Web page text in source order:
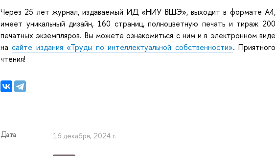
Через 25 лет журнал, издаваемый ИД «НИУ ВШЭ», выходит в формате А4,
имеет уникальный дизайн, 160 страниц, полноцветную печать и тираж 200
печатных экземпляров. Вы можете ознакомиться с ним и в электронном виде
насайте издания «Труды по интеллектуальной собственности». Приятного
чтения!
Дата 16 декабря, 2024 г.